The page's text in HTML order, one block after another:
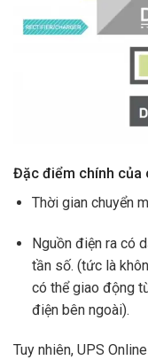
Đặc điểm chính của
Thời gian chuyển
Nguồn điện ra có
tần số. (tức là
có thể giao động
điện bên ngoài).
Tuy nhiên, UPS